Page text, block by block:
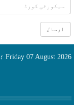
Friday 07 August 2026 ؛